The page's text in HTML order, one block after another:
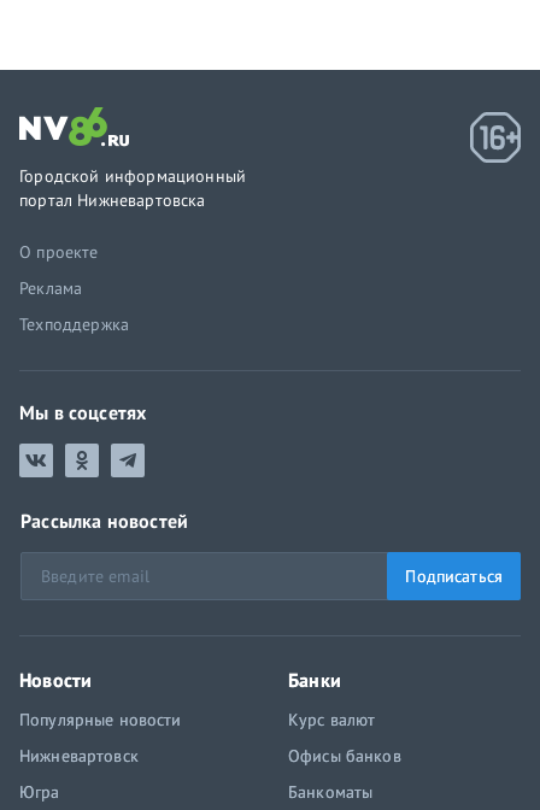
Городской информационный
портал Нижневартовска
О проекте
Реклама
Техподдержка
Мы в соцсетях
Рассылка новостей
Подписаться
Новости
Популярные новости
Нижневартовск
Югра
Банки
Курс валют
Офисы банков
Банкоматы